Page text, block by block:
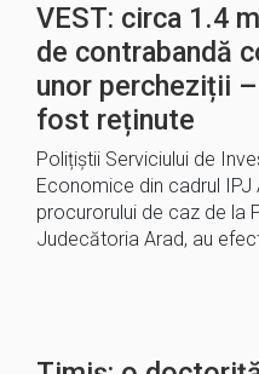
VEST: circa 1.4
de contrabandă
unor percheziții
fost reținute
Polițiștii Serviciului de
Economice din cadrul
procurorului de caz de la
Judecătoria Arad, au